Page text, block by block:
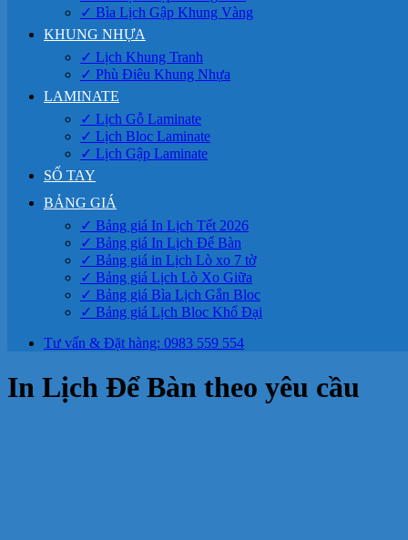
✓ Bìa Lịch Gập Khung Vàng
KHUNG NHỰA
✓ Lịch Khung Tranh
✓ Phù Điêu Khung Nhựa
LAMINATE
✓ Lịch Gỗ Laminate
✓ Lịch Bloc Laminate
✓ Lịch Gập Laminate
SỔ TAY
BẢNG GIÁ
✓ Bảng giá In Lịch Tết 2026
✓ Bảng giá In Lịch Để Bàn
✓ Bảng giá in Lịch Lò xo 7 tờ
✓ Bảng giá Lịch Lò Xo Giữa
✓ Bảng giá Bìa Lịch Gắn Bloc
✓ Bảng giá Lịch Bloc Khổ Đại
Tư vấn & Đặt hàng: 0983 559 554
In Lịch Để Bàn theo yêu cầu